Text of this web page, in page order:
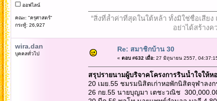
ออฟไลน์
คณะ: "ครุศาสตร์"
กระทู้: 26,927
“สิ่งที่ล้ำค่าที่สุดในใต้หล้า ทั้งมิใช่ชื่อเสีย
อย่าได้สร้างค
wira.dan
บุคคลทั่วไป
Re: สมาชิกบ้าน 30
« ตอบ #632 เมื่อ:27 มิถุนายน 2557,
สรุปรายนามผู้บริจาคโครงการรินน้ำใจให้
20 เมย.55 ชมรมนิสิตเก่าหอพักนิสิตจุฬาลง
26 กย.55 นายบุญมา เตชะวณิช